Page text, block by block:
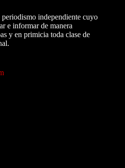
periodismo independiente cuyo
e informar de manera
y en primicia toda clase de